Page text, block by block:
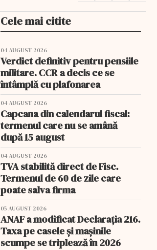
Cele mai citite
04 AUGUST 2026
Verdict definitiv pentru pensiile
militare. CCR a decis ce se
întâmplă cu plafonarea
04 AUGUST 2026
Capcana din calendarul fiscal:
termenul care nu se amână
după 15 august
04 AUGUST 2026
TVA stabilită direct de Fisc.
Termenul de 60 de zile care
poate salva firma
05 AUGUST 2026
ANAF a modificat Declarația 216.
Taxa pe casele și mașinile
scumpe se triplează în 2026